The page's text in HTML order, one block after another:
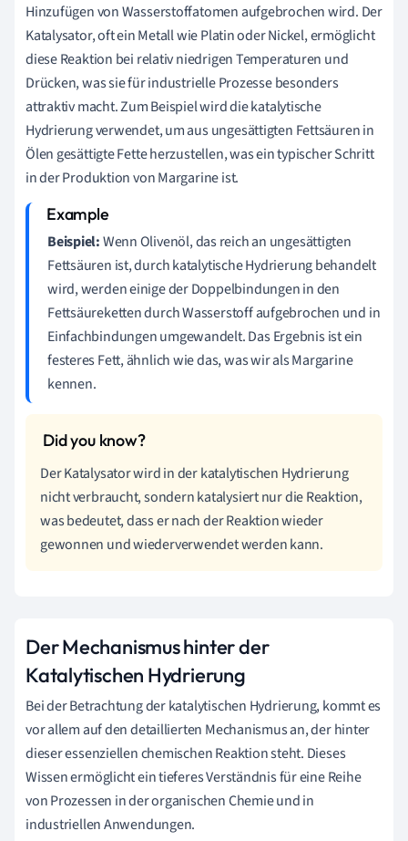
Hinzufügen von Wasserstoffatomen aufgebrochen wird. Der
Katalysator, oft ein Metall wie Platin oder Nickel, ermöglicht
diese Reaktion bei relativ niedrigen Temperaturen und
Drücken, was sie für industrielle Prozesse besonders
attraktiv macht. Zum Beispiel wird die katalytische
Hydrierung verwendet, um aus ungesättigten Fettsäuren in
Ölen gesättigte Fette herzustellen, was ein typischer Schritt
in der Produktion von Margarine ist.
Beispiel:Wenn Olivenöl, das reich an ungesättigten
Fettsäuren ist, durch katalytische Hydrierung behandelt
wird, werden einige der Doppelbindungen in den
Fettsäureketten durch Wasserstoff aufgebrochen und in
Einfachbindungen umgewandelt. Das Ergebnis ist ein
festeres Fett, ähnlich wie das, was wir als Margarine
kennen.
Der Katalysator wird in der katalytischen Hydrierung
nicht verbraucht, sondern katalysiert nur die Reaktion,
was bedeutet, dass er nach der Reaktion wieder
gewonnen und wiederverwendet werden kann.
Der Mechanismus hinter der
Katalytischen Hydrierung
Bei der Betrachtung der katalytischen Hydrierung, kommt es
vor allem auf den detaillierten Mechanismus an, der hinter
dieser essenziellen chemischen Reaktion steht. Dieses
Wissen ermöglicht ein tieferes Verständnis für eine Reihe
von Prozessen in der organischen Chemie und in
industriellen Anwendungen.